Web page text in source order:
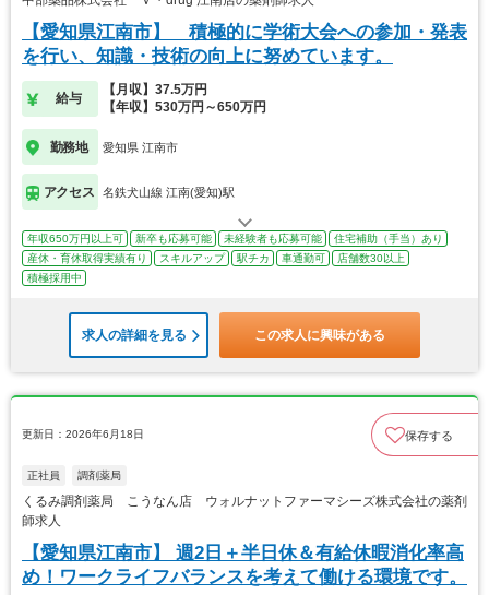
【愛知県江南市】 積極的に学術大会への参加・発表
を行い、知識・技術の向上に努めています。
給与
【月収】37.5万円
【年収】530万円～650万円
勤務地 愛知県 江南市
アクセス 名鉄犬山線 江南(愛知)駅
年収650万円以上可 新卒も応募可能 未経験者も応募可能
住宅補助（手当）あり
産休・育休取得実績有り
スキルアップ 駅チカ 車通勤可
店舗数30以上
積極採用中
求人の詳細を見る この求人に興味がある
更新日：2026年6月18日 保存する
正社員 調剤薬局
くるみ調剤薬局 こうなん店 ウォルナットファーマシーズ株式会社の薬剤
師求人
【愛知県江南市】 週2日＋半日休＆有給休暇消化率高
め！ワークライフバランスを考えて働ける環境です。